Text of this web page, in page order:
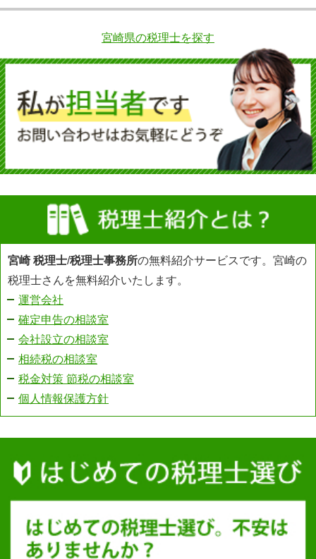
宮崎県の税理士を探す
宮崎 税理士/税理士事務所の無料紹介サービスです。宮崎の
税理士さんを無料紹介いたします。
運営会社
確定申告の相談室
会社設立の相談室
相続税の相談室
税金対策 節税の相談室
個人情報保護方針